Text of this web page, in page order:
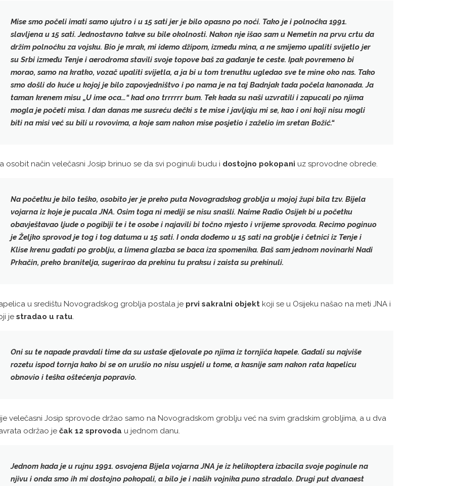
Mise smo počeli imati samo ujutro i u 15 sati jer je bilo opasno po noći. Tako je ipolnoćka 1991.
slavljena u 15 sati. Jednostavno takve su bile okolnosti. Nakon nje išao sam u Nemetin na prvu crtu da
držim polnoćku za vojsku. Bio je mrak, mi idemo džipom, između mina, a ne smijemo upaliti svijetlo jer
su Srbi između Tenje i aerodroma stavili svoje topove baš za gađanje te ceste. Ipak povremeno bi
morao, samo na kratko, vozač upaliti svijetla, a ja bi u tom trenutku ugledao sve te mine oko nas. Tako
smo došli do kuće u kojoj je bilo zapovjedništvo i po nama je na taj Badnjak tada počela kanonada. Ja
taman krenem misu „U ime oca…“kad ono trrrrrr bum. Tek kada su naši uzvratili i zapucali po njima
mogla je početi misa. I dan danas me susreću dečki s te mise i javljaju mi se, kao i oni koji nisu mogli
biti na misi već su bili u rovovima, a koje sam nakon mise posjetio i zaželio im sretan Božić.“
osobit način velečasni Josip brinuo se da svi poginuli budu i dostojno pokopani uz sprovodne obrede.
Na početku je bilo teško, osobito jer je preko puta Novogradskog groblja u mojoj župi bila tzv. Bijela
vojarna iz koje je pucala JNA. Osim toga ni mediji se nisu snašli. Naime Radio Osijek bi u početku
obavještavao ljude o pogibiji te i te osobe i najavili bi točno mjesto i vrijeme sprovoda. Recimo poginuo
je Željko sprovod je tog i tog datuma u 15 sati. I onda dođemo u 15 sati na groblje i četnici iz Tenje i
Klise krenu gađati po groblju, a limena glazba se baca iza spomenika. Baš sam jednom novinarkiNadi
Prkačin, preko branitelja, sugerirao da prekinu tu praksu i zaista su prekinuli.
u središtu Novogradskog groblja postala je prvi sakralni objekt koji se u Osijeku našao na meti JNA i
je stradao u ratu.
Oni su te napade pravdali time da su ustaše djelovale po njima iz tornjića kapele. Gađali su najviše
rozetu ispod tornja kako bi se on urušio no nisu uspjeli u tome, a kasnije sam nakon rata kapelicu
obnovio i teška oštećenja popravio.
velečasni Josip sprovode držao samo na Novogradskom groblju već na svim gradskim grobljima, a u dva
održao je čak 12 sprovoda u jednom danu.
Jednom kada je u rujnu 1991. osvojena Bijela vojarnaJNA je iz helikoptera izbacila svoje poginule na
njivu i onda smo ih mi dostojno pokopali, a bilo je i naših vojnika puno stradalo. Drugi put dvanaest